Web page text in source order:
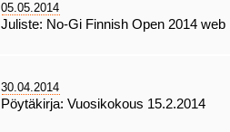
05.05.2014
Juliste: No-Gi Finnish Open 2014 web
30.04.2014
Pöytäkirja: Vuosikokous 15.2.2014